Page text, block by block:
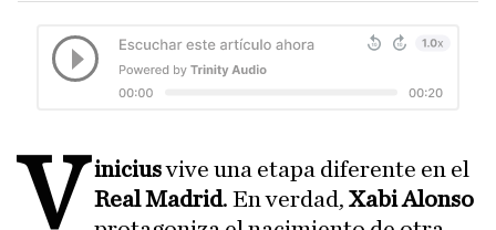
V iniciusvive una etapa diferente en el
Real Madrid. En verdad,Xabi Alonso